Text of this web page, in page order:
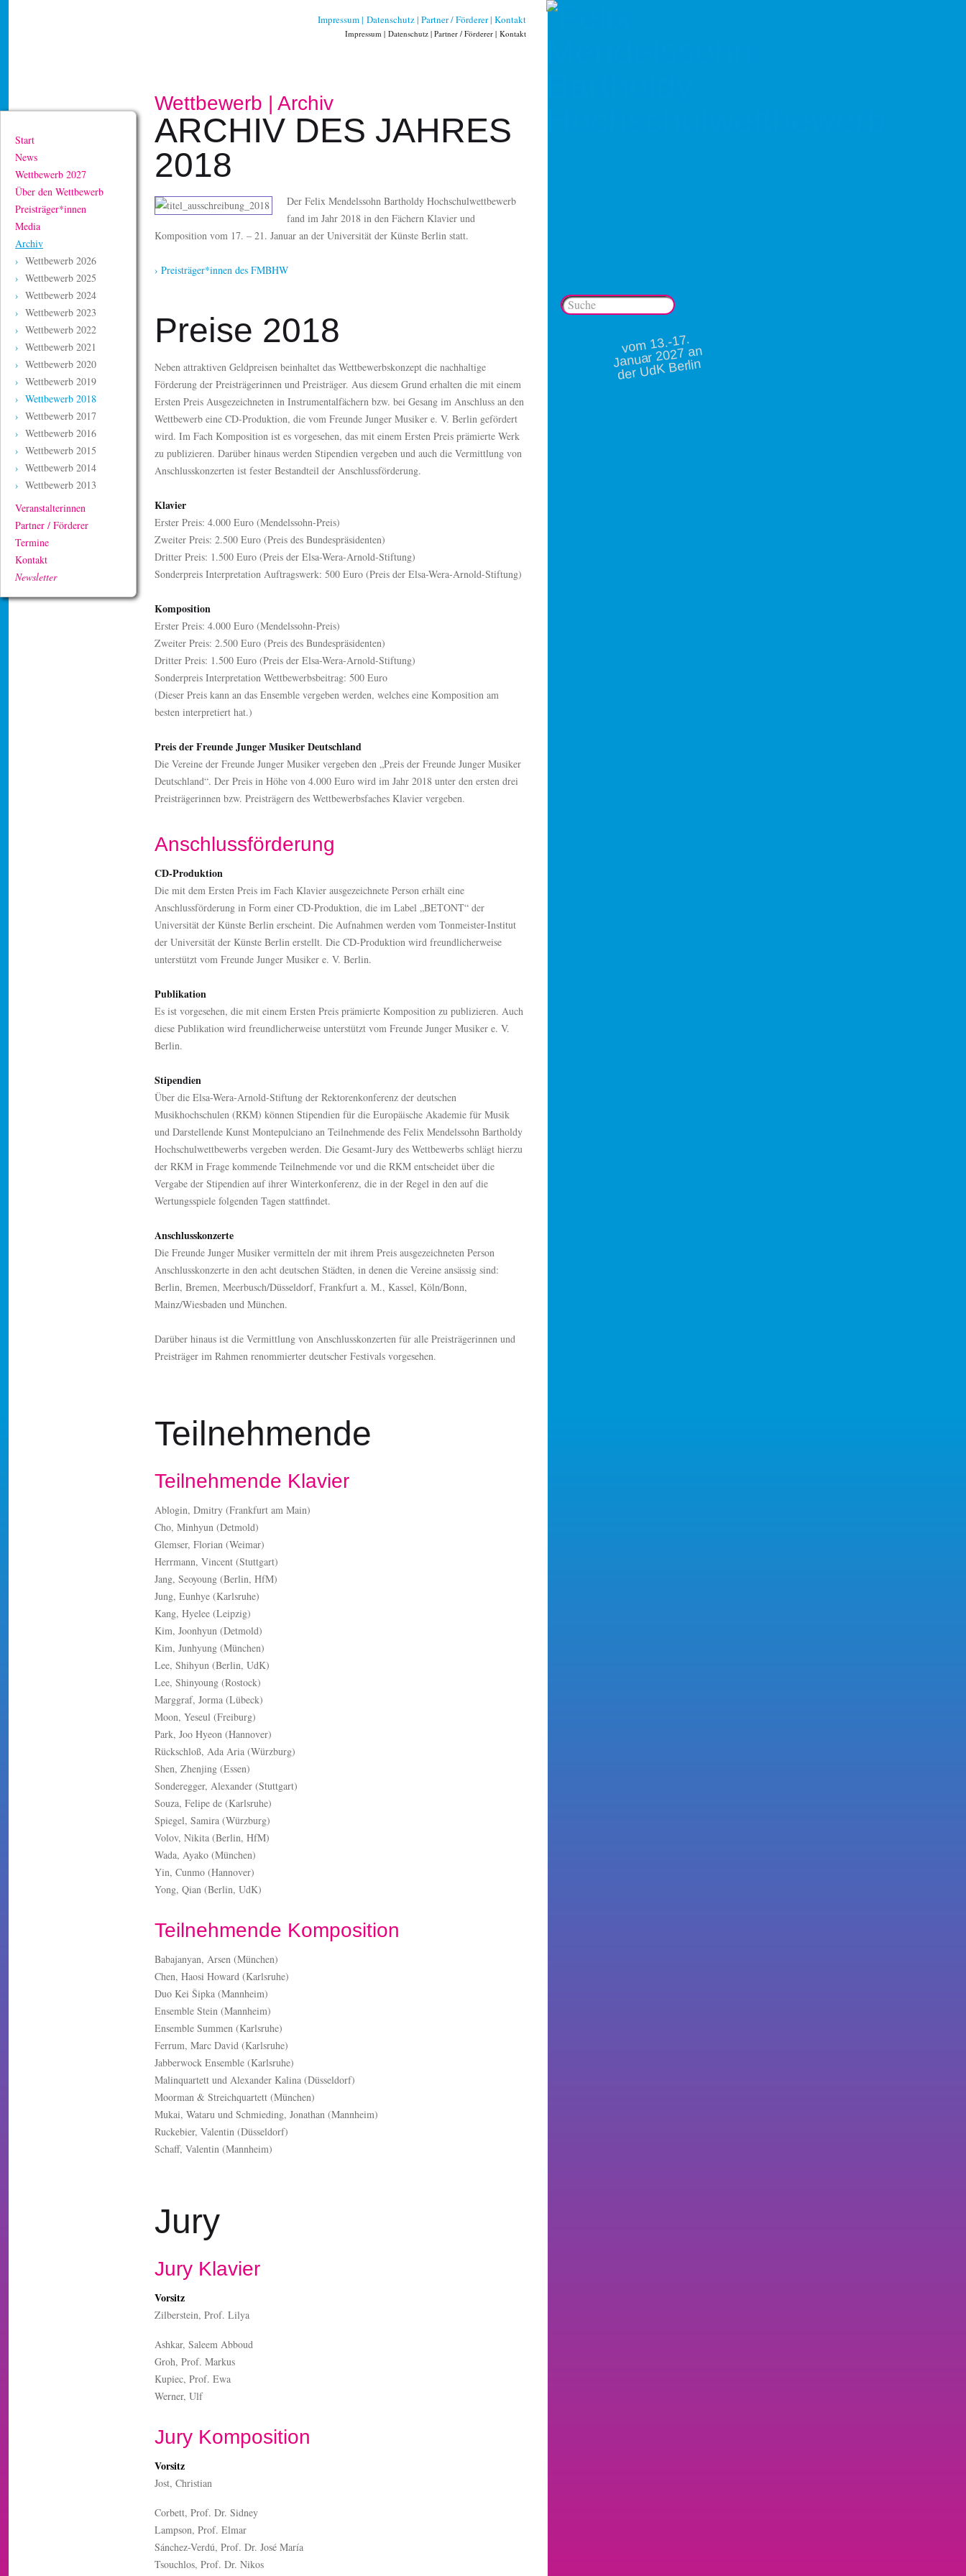
vo
m 13.-17.
Januar 2027 an
der UdK Berlin
Impressum Datenschutz Partner / Förderer Kontakt
Impressum Datenschutz Partner / Förderer Kontakt
Wettbewerb | Archiv
ARCHIV DES JAHRES
2018
Der Felix Mendelssohn Bartholdy Hochschulwettbewerb
fand im Jahr 2018 in den Fächern Klavier und
Komposition vom 17. – 21. Januar an der Universität der Künste Berlin statt.
› Preisträger*innen des FMBHW
Preise 2018
Neben attraktiven Geldpreisen beinhaltet das Wettbewerbskonzept die nachhaltige
Förderung der Preisträgerinnen und Preisträger. Aus diesem Grund erhalten die mit einem
Ersten Preis Ausgezeichneten in Instrumentalfächern bzw. bei Gesang im Anschluss an den
Wettbewerb eine CD-Produktion, die vom Freunde Junger Musiker e. V. Berlin gefördert
wird. Im Fach Komposition ist es vorgesehen, das mit einem Ersten Preis prämierte Werk
zu publizieren. Darüber hinaus werden Stipendien vergeben und auch die Vermittlung von
Anschlusskonzerten ist fester Bestandteil der Anschlussförderung.
Klavier
Erster Preis: 4.000 Euro (Mendelssohn-Preis)
Zweiter Preis: 2.500 Euro (Preis des Bundespräsidenten)
Dritter Preis: 1.500 Euro (Preis der Elsa-Wera-Arnold-Stiftung)
Sonderpreis Interpretation Auftragswerk: 500 Euro (Preis der Elsa-Wera-Arnold-Stiftung)
Komposition
Erster Preis: 4.000 Euro (Mendelssohn-Preis)
Zweiter Preis: 2.500 Euro (Preis des Bundespräsidenten)
Dritter Preis: 1.500 Euro (Preis der Elsa-Wera-Arnold-Stiftung)
Sonderpreis Interpretation Wettbewerbsbeitrag: 500 Euro
(Dieser Preis kann an das Ensemble vergeben werden, welches eine Komposition am
besten interpretiert hat.)
Preis der Freunde Junger Musiker Deutschland
Die Vereine der Freunde Junger Musiker vergeben den „Preis der Freunde Junger Musiker
Deutschland“. Der Preis in Höhe von 4.000 Euro wird im Jahr 2018 unter den ersten drei
Preisträgerinnen bzw. Preisträgern des Wettbewerbsfaches Klavier vergeben.
Anschlussförderung
CD-Produktion
Die mit dem Ersten Preis im Fach Klavier ausgezeichnete Person erhält eine
Anschlussförderung in Form einer CD-Produktion, die im Label „BETONT“ der
Universität der Künste Berlin erscheint. Die Aufnahmen werden vom Tonmeister-Institut
der Universität der Künste Berlin erstellt. Die CD-Produktion wird freundlicherweise
unterstützt vom Freunde Junger Musiker e. V. Berlin.
Publikation
Es ist vorgesehen, die mit einem Ersten Preis prämierte Komposition zu publizieren. Auch
diese Publikation wird freundlicherweise unterstützt vom Freunde Junger Musiker e. V.
Berlin.
Stipendien
Über die Elsa-Wera-Arnold-Stiftung der Rektorenkonferenz der deutschen
Musikhochschulen (RKM) können Stipendien für die Europäische Akademie für Musik
und Darstellende Kunst Montepulciano an Teilnehmende des Felix Mendelssohn Bartholdy
Hochschulwettbewerbs vergeben werden. Die Gesamt-Jury des Wettbewerbs schlägt hierzu
der RKM in Frage kommende Teilnehmende vor und die RKM entscheidet über die
Vergabe der Stipendien auf ihrer Winterkonferenz, die in der Regel in den auf die
Wertungsspiele folgenden Tagen stattfindet.
Anschlusskonzerte
Die Freunde Junger Musiker vermitteln der mit ihrem Preis ausgezeichneten Person
Anschlusskonzerte in den acht deutschen Städten, in denen die Vereine ansässig sind:
Berlin, Bremen, Meerbusch/Düsseldorf, Frankfurt a. M., Kassel, Köln/Bonn,
Mainz/Wiesbaden und München.
Darüber hinaus ist die Vermittlung von Anschlusskonzerten für alle Preisträgerinnen und
Preisträger im Rahmen renommierter deutscher Festivals vorgesehen.
Teilnehmende
Teilnehmende Klavier
Ablogin, Dmitry (Frankfurt am Main)
Cho, Minhyun (Detmold)
Glemser, Florian (Weimar)
Herrmann, Vincent (Stuttgart)
Jang, Seoyoung (Berlin, HfM)
Jung, Eunhye (Karlsruhe)
Kang, Hyelee (Leipzig)
Kim, Joonhyun (Detmold)
Kim, Junhyung (München)
Lee, Shihyun (Berlin, UdK)
Lee, Shinyoung (Rostock)
Marggraf, Jorma (Lübeck)
Moon, Yeseul (Freiburg)
Park, Joo Hyeon (Hannover)
Rückschloß, Ada Aria (Würzburg)
Shen, Zhenjing (Essen)
Sonderegger, Alexander (Stuttgart)
Souza, Felipe de (Karlsruhe)
Spiegel, Samira (Würzburg)
Volov, Nikita (Berlin, HfM)
Wada, Ayako (München)
Yin, Cunmo (Hannover)
Yong, Qian (Berlin, UdK)
Teilnehmende Komposition
Babajanyan, Arsen (München)
Chen, Haosi Howard (Karlsruhe)
Duo Kei Šipka (Mannheim)
Ensemble Stein (Mannheim)
Ensemble Summen (Karlsruhe)
Ferrum, Marc David (Karlsruhe)
Jabberwock Ensemble (Karlsruhe)
Malinquartett und Alexander Kalina (Düsseldorf)
Moorman & Streichquartett (München)
Mukai, Wataru und Schmieding, Jonathan (Mannheim)
Ruckebier, Valentin (Düsseldorf)
Schaff, Valentin (Mannheim)
Jury
Jury Klavier
Vorsitz
Zilberstein, Prof. Lilya
Ashkar, Saleem Abboud
Groh, Prof. Markus
Kupiec, Prof. Ewa
Werner, Ulf
Jury Komposition
Vorsitz
Jost, Christian
Corbett, Prof. Dr. Sidney
Lampson, Prof. Elmar
Sánchez-Verdú, Prof. Dr. José María
Tsouchlos, Prof. Dr. Nikos
Start
News
Wettbewerb 2027
Über den Wettbewerb
Preisträger*innen
Media
Archiv
Wettbewerb 2026
Wettbewerb 2025
Wettbewerb 2024
Wettbewerb 2023
Wettbewerb 2022
Wettbewerb 2021
Wettbewerb 2020
Wettbewerb 2019
Wettbewerb 2018
Wettbewerb 2017
Wettbewerb 2016
Wettbewerb 2015
Wettbewerb 2014
Wettbewerb 2013
Veranstalterinnen
Partner / Förderer
Termine
Kontakt
Newsletter